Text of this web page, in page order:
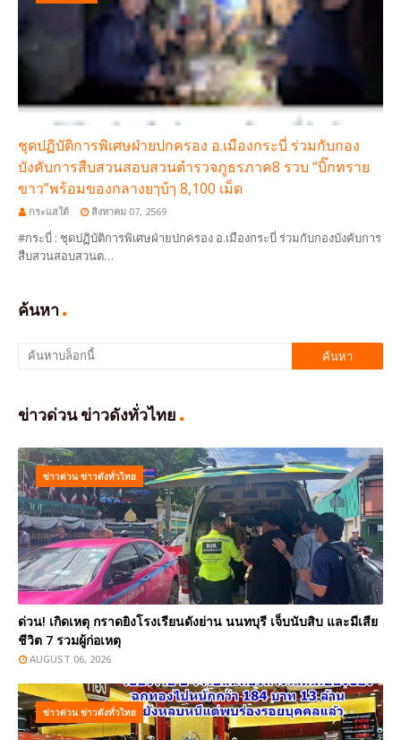
ชุดปฏิบัติการพิเศษฝ่ายปกครอง อ.เมืองกระบี่ ร่วมกับกอง
บังคับการสืบสวนสอบสวนตำรวจภูธรภาค8 รวบ “บิ๊กทราย
ขาว”พร้อมของกลางยๅบ้ๅ 8,100 เม็ด
กระแสใต้ สิงหาคม 07, 2569
#กระบี่ : ชุดปฏิบัติการพิเศษฝ่ายปกครอง อ.เมืองกระบี่ ร่วมกับกองบังคับการ
สืบสวนสอบสวนต…
ค้นหา
ข่าวด่วน ข่าวดังทั่วไทย
ข่าวด่วน ข่าวดังทั่วไทย
ด่วน! เกิดเหตุ กราดยิงโรงเรียนดังย่าน นนทบุรี เจ็บนับสิบ และมีเสีย
ชีวิต 7 รวมผู้ก่อเหตุ
AUGUST 06, 2026
ข่าวด่วน ข่าวดังทั่วไทย